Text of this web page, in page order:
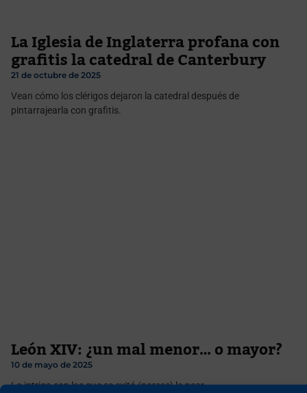
La Iglesia de Inglaterra profana con
grafitis la catedral de Canterbury
21 de octubre de 2025
Vean cómo los clérigos dejaron la catedral después de
pintarrajearla con grafitis.
León XIV: ¿un mal menor…­ o mayor?
10 de mayo de 2025
La intriga con las que se evitó (parece) lo peor.